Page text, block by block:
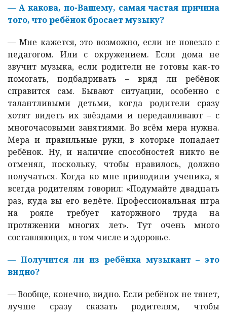
— А какова, по-Вашему, самая частая причина
того, что ребёнок бросает музыку?
— Мне кажется, это возможно, если не повезло с
педагогом. Или с окружением. Если дома не
звучит музыка, если родители не готовы как-то
помогать, подбадривать – вряд ли ребёнок
справится сам. Бывают ситуации, особенно с
талантливыми детьми, когда родители сразу
хотят видеть их звёздами и передавливают – с
многочасовыми занятиями. Во всём мера нужна.
Мера и правильные руки, в которые попадает
ребёнок. Ну, и наличие способностей никто не
отменял, поскольку, чтобы нравилось, должно
получаться. Когда ко мне приводили ученика, я
всегда родителям говорил: «Подумайте двадцать
раз, куда вы его ведёте. Профессиональная игра
на рояле требует каторжного труда на
протяжении многих лет». Тут очень много
составляющих, в том числе и здоровье.
— Получится ли из ребёнка музыкант – это
видно?
—Вообще, конечно, видно. Если ребёнок не тянет,
лучше сразу сказать родителям, чтобы